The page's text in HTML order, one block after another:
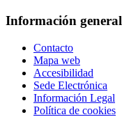
Información general
Contacto
Mapa web
Accesibilidad
Sede Electrónica
Información Legal
Política de cookies